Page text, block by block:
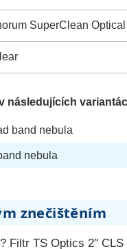
SuperClean Optical
následujících
band nebula
nebula
znečištěním
TS Optics 2″